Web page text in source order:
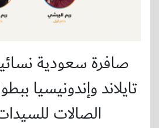
صافرة سعودية
تايلاند وإندونيسيا
الصالات للسيدات